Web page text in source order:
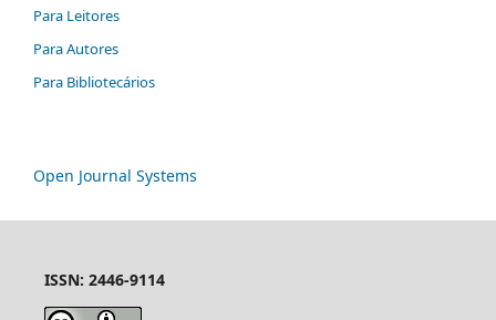
Para Leitores
Para Autores
Para Bibliotecários
Open Journal Systems
ISSN: 2446-9114